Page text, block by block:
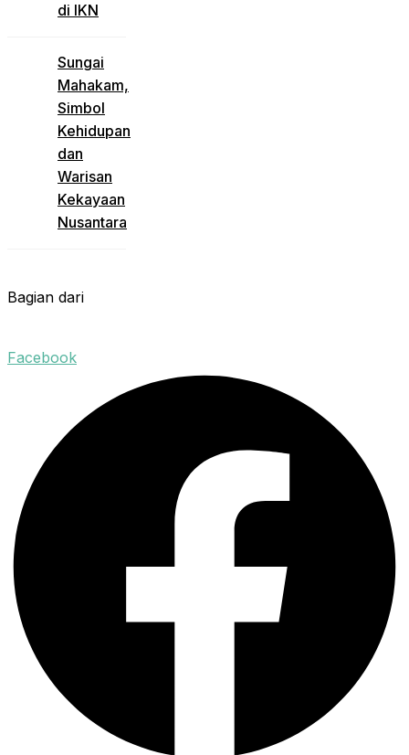
di IKN
Sungai
Mahakam,
Simbol
Kehidupan
dan
Warisan
Kekayaan
Nusantara
Bagian dari
Facebook